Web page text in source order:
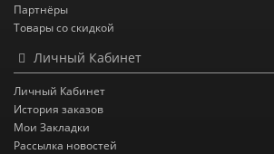
Партнёры
Товары со скидкой
Личный Кабинет
Личный Кабинет
История заказов
Мои Закладки
Рассылка новостей